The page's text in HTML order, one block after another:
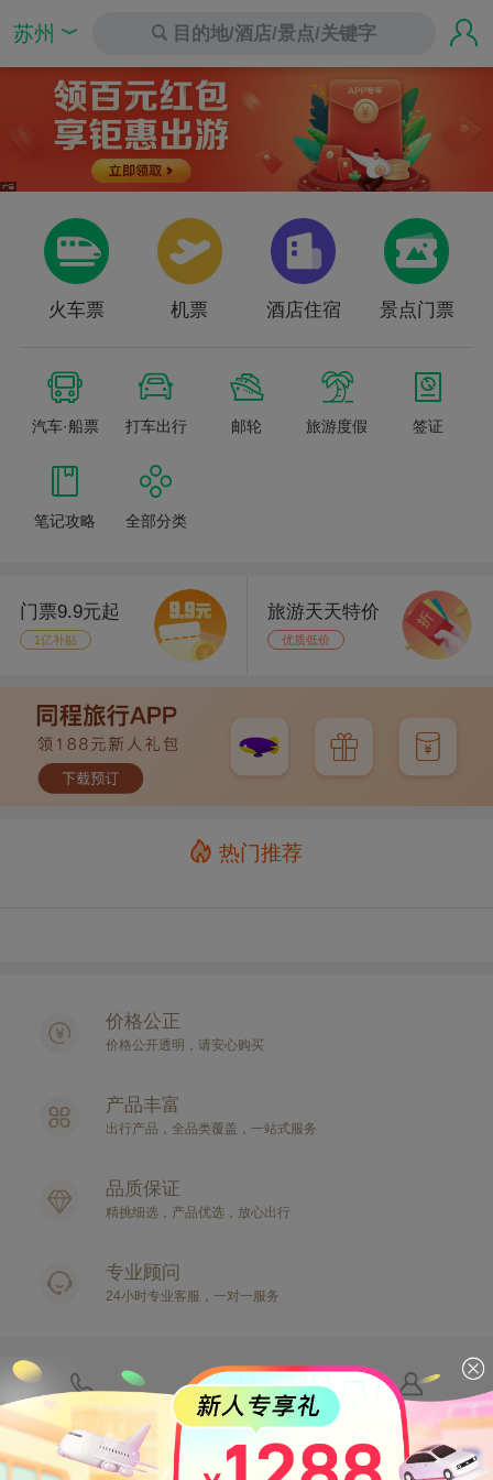
苏州 目的地/酒店/景点/关键字
火车票 机票 酒店住宿 景点门票
汽车·船票 打车出行 邮轮 旅游度假 签证
笔记攻略 全部分类
门票9.9元起
1亿补贴
旅游天天特价
优质低价
热门推荐
价格公正
价格公开透明，请安心购买
产品丰富
出行产品，全品类覆盖，一站式服务
品质保证
精挑细选，产品优选，放心出行
专业顾问
24小时专业客服，一对一服务
客服电话 下载客户端 我的同程
电脑版 简体中文 意见反馈